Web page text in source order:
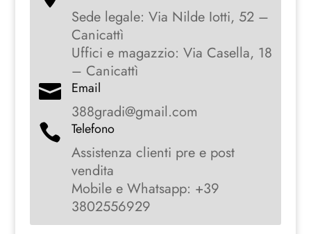
Sede legale: Via Nilde Iotti, 52 –
Canicattì
Uffici e magazzio: Via Casella, 18
– Canicattì
 Email
388gradi@gmail.com
 Telefono
Assistenza clienti pre e post
vendita
Mobile e Whatsapp: +39
3802556929